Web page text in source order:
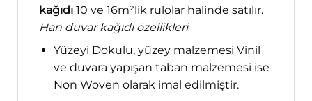
kağıdı 10 ve 16m²lik rulolar halinde satılır.
Han duvar kağıdı özellikleri
Yüzeyi Dokulu, yüzey malzemesi Vinil
ve duvara yapışan taban malzemesi ise
Non Woven olarak imal edilmiştir.